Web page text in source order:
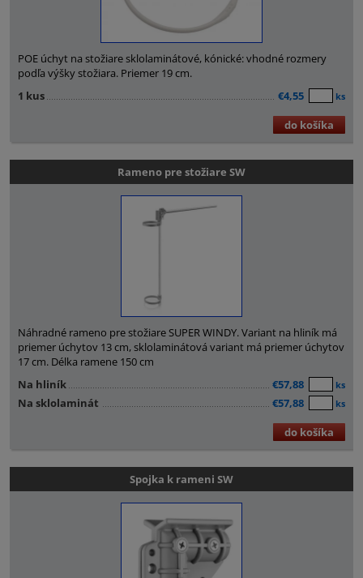
POE úchyt na stožiare sklolaminátové, kónické: vhodné rozmery
podľa výšky stožiara. Priemer 19 cm.
1 kus
€4,55 ks
do košíka
Rameno pre stožiare SW
Náhradné rameno pre stožiare SUPER WINDY. Variant na hliník má
priemer úchytov 13 cm, sklolaminátová variant má priemer úchytov
17 cm. Délka ramene 150 cm
Na hliník
€57,88 ks
Na sklolaminát €57,88 ks
do košíka
Spojka k rameni SW